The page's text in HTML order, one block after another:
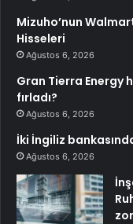
Mizuho’nun
Hisseleri
Ağustos 6, 2026
Gran Tierra Energy
fırladı?
Ağustos 6, 2026
İki İngiliz
Ağustos 6, 2026